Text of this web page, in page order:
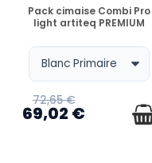
EN STOCK
Pack cimaise Combi Pro
light artiteq PREMIUM
72,65 €
69,02 €